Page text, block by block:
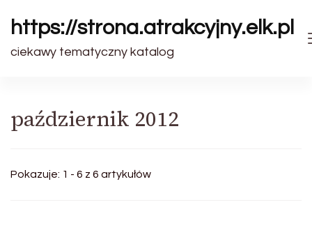
https://strona.atrakcyjny.elk.pl
ciekawy tematyczny katalog
październik 2012
Pokazuje: 1 - 6 z 6 artykułów